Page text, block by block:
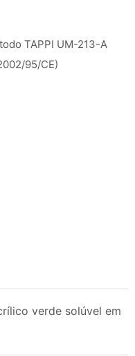
TAPPI UM-213-A
95/CE)
verde solúvel em